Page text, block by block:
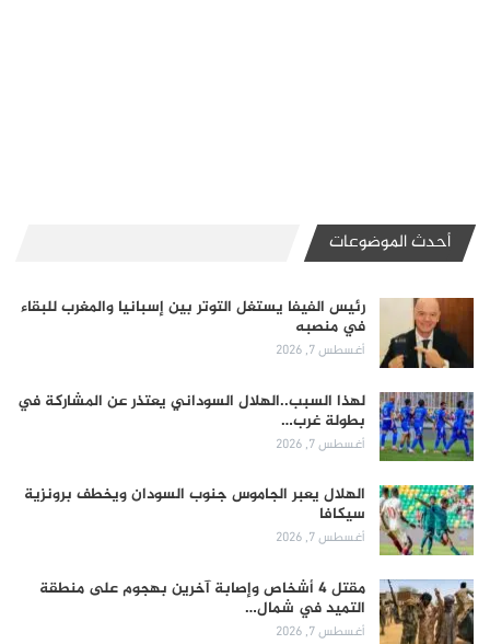
أحدث الموضوعات
رئيس الفيفا يستغل التوتر بين إسبانيا والمغرب للبقاء
في منصبه
أغسطس 7, 2026
لهذا السبب..الهلال السوداني يعتذر عن المشاركة في
بطولة غرب…
أغسطس 7, 2026
الهلال يعبر الجاموس جنوب السودان ويخطف برونزية
سيكافا
أغسطس 7, 2026
مقتل 4 أشخاص وإصابة آخرين بهجوم على منطقة
التميد في شمال…
أغسطس 7, 2026